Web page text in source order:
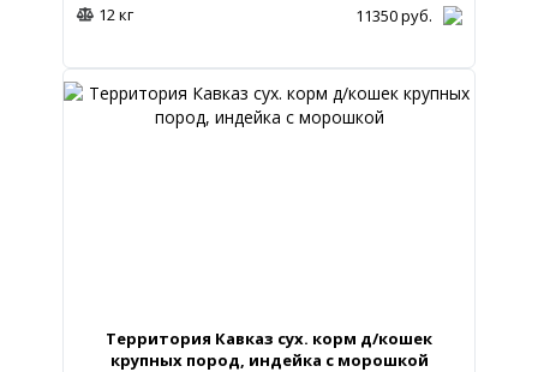
12 кг
11350руб.
Территория Кавказ сух. корм д/кошек
крупных пород, индейка с морошкой